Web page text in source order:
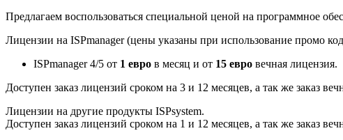
Предлагаем воспользоваться специальной ценой на программное
Лицензии на ISPmanager (цены указаны при использование промо
ISPmanager 4/5 от 1 евро в месяц и от 15 евро вечная лицензия.
Доступен заказ лицензий сроком на 3 и 12 месяцев, а так же заказ
Лицензии на другие продукты ISPsystem.
Доступен заказ лицензий сроком на 1 и 12 месяцев, а так же заказ